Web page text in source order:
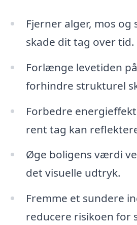
Fjerner alger, mos og
skade dit tag over tid.
Forlænge levetiden
forhindre strukturel
Forbedre
rent tag kan
Øge boligens værdi
det visuelle udtryk.
Fremme et sundere
reducere risikoen for